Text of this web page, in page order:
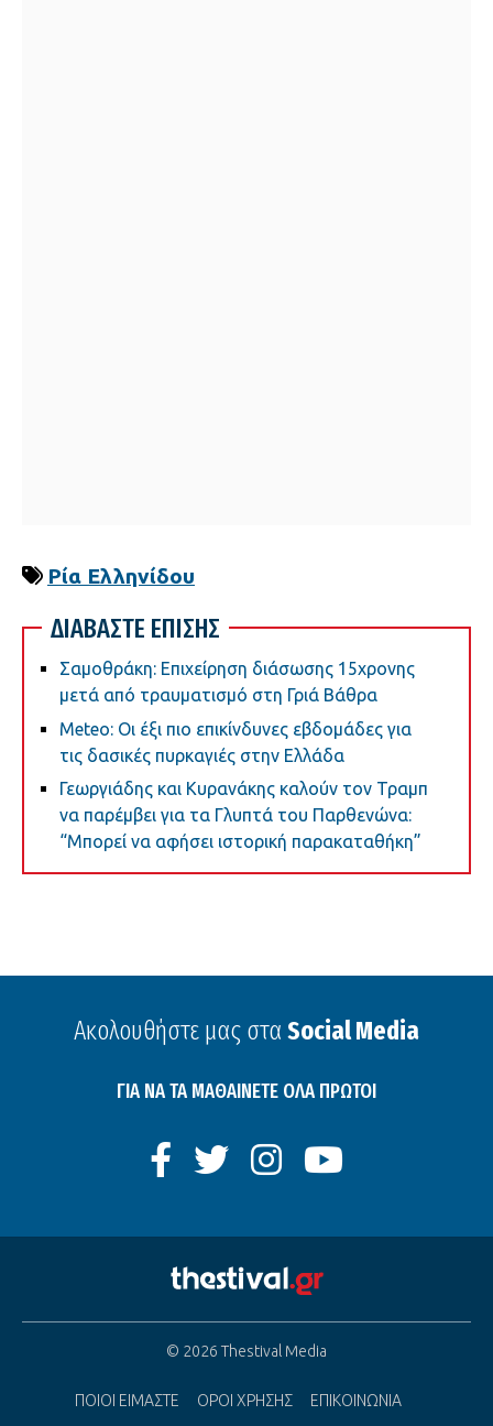
Ρία Ελληνίδου
ΔΙΑΒΑΣΤΕ ΕΠΙΣΗΣ
Σαμοθράκη: Επιχείρηση διάσωσης 15χρονης
μετά από τραυματισμό στη Γριά Βάθρα
Meteo: Οι έξι πιο επικίνδυνες εβδομάδες για
τις δασικές πυρκαγιές στην Ελλάδα
Γεωργιάδης και Κυρανάκης καλούν τον Τραμπ
να παρέμβει για τα Γλυπτά του Παρθενώνα:
“Μπορεί να αφήσει ιστορική παρακαταθήκη”
Ακολουθήστε μας στα Social Media
ΓΙΑ ΝΑ ΤΑ ΜΑΘΑΙΝΕΤΕ ΟΛΑ ΠΡΩΤΟΙ
© 2026 Thestival Media
ΠΟΙΟΙ ΕΙΜΑΣΤΕ ΟΡΟΙ ΧΡΗΣΗΣ ΕΠΙΚΟΙΝΩΝΙΑ